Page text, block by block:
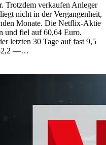
Trotzdem verkaufen Anleger
nicht in der Vergangenheit,
Monate. Die Netflix-Aktie
und fiel auf 60,64 Euro.
letzten 30 Tage auf fast 9,5
32,2 —…